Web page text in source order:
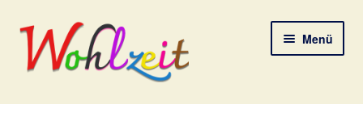
Zur
Navigation
springen
Zum
Inhalt
springen
Menü
Start